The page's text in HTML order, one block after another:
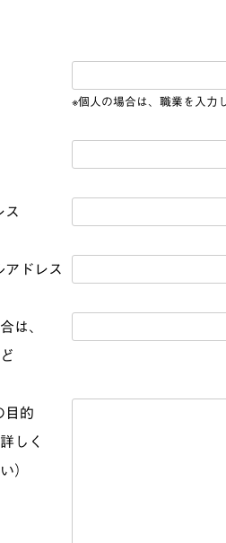
※個人の場合は、職業を入力
ス
ドレス
は、
目的
しく
）​